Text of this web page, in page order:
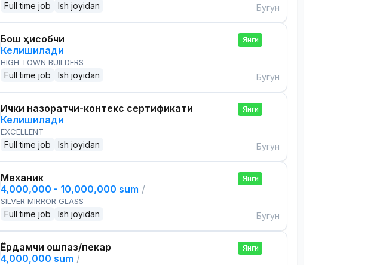
Full time job Ish joyidan Бугун
Бош ҳисобчи
Келишилади
HIGH TOWN BUILDERS
Full time job Ish joyidan
Янги
Бугун
Ички назоратчи-контекс сертификати
Келишилади
EXCELLENT
Full time job Ish joyidan
Янги
Бугун
Механик
4,000,000 - 10,000,000 sum /
SILVER MIRROR GLASS
Full time job Ish joyidan
Янги
Бугун
Ёрдамчи ошпаз/пекар
4,000,000 sum /
Янги